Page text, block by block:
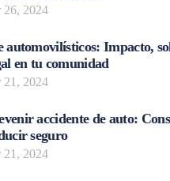
26, 2024
automovilísticos: Impacto,
en tu comunidad
21, 2024
accidente de auto:
seguro
21, 2024